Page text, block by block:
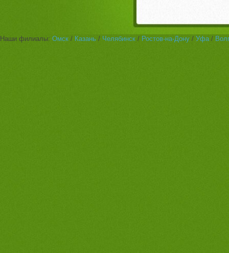
Наши филиалы: Омск / Казань / Челябинск / Ростов-на-Дону / Уфа /